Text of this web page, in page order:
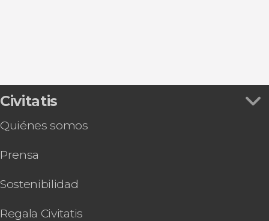
Civitatis
Quiénes somos
Prensa
Sostenibilidad
Regala Civitatis